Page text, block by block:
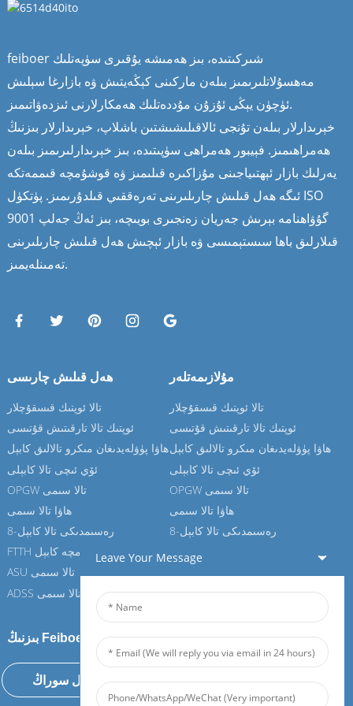
feiboer شىركىتىدە، بىز ھەمىشە يۇقىرى سۈپەتلىك
مەھسۇلاتلىرىمىز بىلەن ماركىنى كېڭەيتىش ۋە بازارغا سېلىش
ئۈچۈن يېڭى ئۇزۇن مۇددەتلىك ھەمكارلارنى ئىزدەۋاتىمىز.
خېرىدارلار بىلەن تۇنجى ئالاقىلىشىشتىن باشلاپ، خېرىدارلار بىزنىڭ
ھەمراھىمىز. فېيبور ھەمراھى سۈپىتىدە، بىز خېرىدارلىرىمىز بىلەن
يەرلىك بازار ئېھتىياجىنى مۇزاكىرە قىلىمىز ۋە قوشۇمچە قىممەتكە
ئىگە ھەل قىلىش چارىلىرىنى تەرەققىي قىلدۇرىمىز. پۈتكۈل ISO
9001 گۇۋاھنامە بېرىش جەريان زەنجىرى بويىچە، بىز ئەڭ جەلپ
قىلارلىق باھا سىستېمىسى ۋە بازار ئېچىش ھەل قىلىش چارىلىرىنى
تەمىنلەيمىز.
ھەل قىلىش چارىسى
تالا ئوپتىك قىسقۇچلار
ئوپتىك تالا تارقىتىش قۇتىسى
ھاۋا پۈۋلەيدىغان مىكرو تالالىق كابېل
ئۆي ئىچى تالا كابېلى
OPGW تالا سىمى
ھاۋا تالا سىمى
8-رەسىمدىكى تالا كابېل
FTTH تامچە كابېل
ASU تالا سىمى
ADSS تالا سىمى
مۇلازىمەتلەر
تالا ئوپتىك قىسقۇچلار
ئوپتىك تالا تارقىتىش قۇتىسى
ھاۋا پۈۋلەيدىغان مىكرو تالالىق كابېل
ئۆي ئىچى تالا كابېلى
OPGW تالا سىمى
ھاۋا تالا سىمى
8-رەسىمدىكى تالا كابېل
ADSS تالا سىمى
بىزنىڭ Feiboer غا قوشۇلۇڭ
ھازىر سوئال سوراڭ
Leave Your Message